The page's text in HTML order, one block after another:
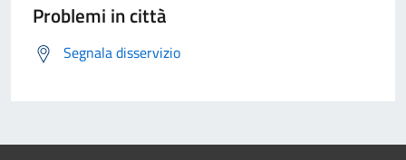
Problemi in città
Segnala disservizio